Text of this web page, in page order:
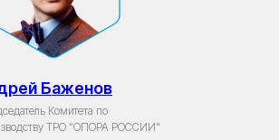
Баженов
Комитета по
ТРО "ОПОРА РОССИИ"